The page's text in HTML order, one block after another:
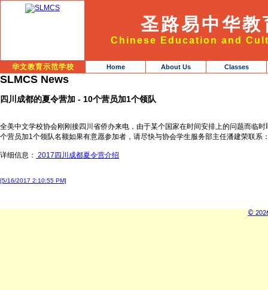
圣路易中华
Chinese Education and
华文教育示范学校 Home About Us Classes
SLMCS News
四川成都的夏令营加 - 10个营员加1个领队
全美中文学校协会刚刚接四川省侨办来电，由于某个国家在时间安排上的问题而临
个营员加1个领队名额如果有意愿参加者，请尽快与协会学生服务部主任潘建荣联系
详细信息： 2017四川成都夏令营介绍
[5/16/2017 2:10:55 PM]
©